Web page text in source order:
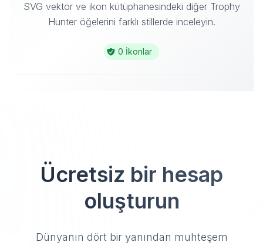
SVG vektör ve ikon kütüphanesindeki diğer Trophy
Hunter öğelerini farklı stillerde inceleyin.
0 İkonlar
Ücretsiz bir hesap
oluşturun
Dünyanın dört bir yanından muhteşem